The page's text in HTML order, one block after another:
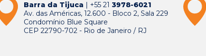
Barra da Tijuca | +55 213978-6021
Av. das Américas, 12.600 - Bloco 2, Sala 229
Condomínio Blue Square
CEP 22790-702 - Rio de Janeiro / RJ